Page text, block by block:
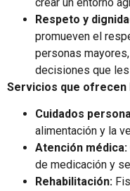
Respeto y
promueven el
personas
decisiones que
Servicios que ofrecen
Cuidados
alimentación y la
Atención médica:
de medicación y
Rehabilitación: